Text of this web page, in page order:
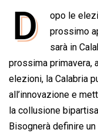
c
e
o
o
k
a
t
s
A
p
p
n
k
e
d
I
n
D
opo le
prossimo
sarà in
prossima primavera,
elezioni, la Calabria
all’innovazione e
la collusione
Bisognerà definire